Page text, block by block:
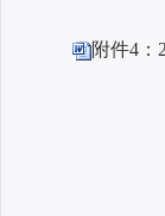
附件4：